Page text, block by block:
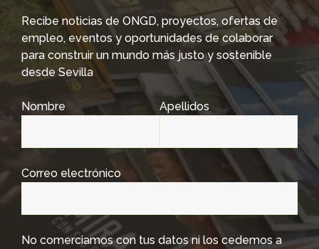
Recibe noticias de ONGD, proyectos, ofertas de
empleo, eventos y oportunidades de colaborar
para construir un mundo más justo y sostenible
desde Sevilla
Nombre Apellidos
Correo electrónico
No comerciamos con tus datos ni los cedemos a